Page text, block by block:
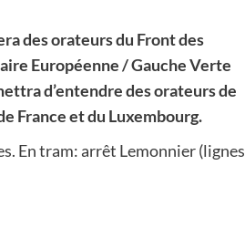
des orateurs du Front des
Européenne / Gauche Verte
d’entendre des orateurs de
France et du Luxembourg.
En tram: arrêt Lemonnier (lignes